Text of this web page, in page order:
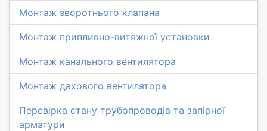
Монтаж зворотнього клапана
Монтаж припливно-витяжної установки
Монтаж канального вентилятора
Монтаж дахового вентилятора
Перевірка стану трубопроводів та запірної
арматури